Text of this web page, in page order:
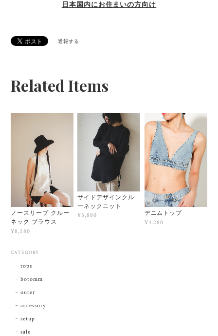
日本国内にお住まいの方向け
通報する
Related Items
ノースリーブ クルー
ネック ブラウス
¥8,580
サイドデザインクル
ーネックニット
¥5,880
デニムトップ
¥4,280
CATEGORY
tops
botomm
outer
accessory
setup
sale